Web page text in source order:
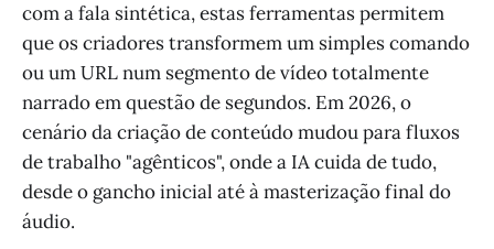
com a fala sintética, estas ferramentas permitem
que os criadores transformem um simples comando
ou um URL num segmento de vídeo totalmente
narrado em questão de segundos. Em 2026, o
cenário da criação de conteúdo mudou para fluxos
de trabalho "agênticos", onde a IA cuida de tudo,
desde o gancho inicial até à masterização final do
áudio.